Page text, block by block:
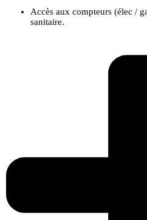
Accès aux compteurs (élec /
sanitaire.